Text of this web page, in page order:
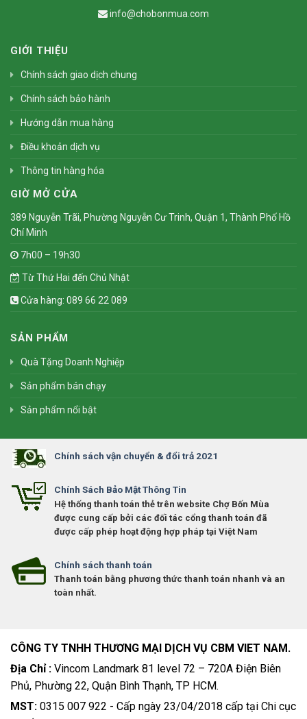
info@chobonmua.com
GIỚI THIỆU
Chính sách giao dịch chung
Chính sách bảo hành
Hướng dẫn mua hàng
Điều khoản dịch vụ
Thông tin hàng hóa
GIỜ MỞ CỬA
389 Nguyễn Trãi, Phường Nguyễn Cư Trinh, Quận 1, Thành Phố Hồ
Chí Minh
7h00 – 19h30
Từ Thứ Hai đến Chủ Nhật
Cửa hàng: 089 66 22 089
SẢN PHẨM
Quà Tặng Doanh Nghiệp
Sản phẩm bán chạy
Sản phẩm nổi bật
Chính sách vận chuyển & đổi trả 2021
Chính Sách Bảo Mật Thông Tin
Hệ thống thanh toán thẻ trên website Chợ Bốn Mùa
được cung cấp bởi các đối tác cổng thanh toán đã
được cấp phép hoạt động hợp pháp tại Việt Nam
Chính sách thanh toán
Thanh toán bằng phương thức thanh toán nhanh và an
toàn nhất.
CÔNG TY TNHH THƯƠNG MẠI DỊCH VỤ CBM VIET NAM.
Địa Chỉ : Vincom Landmark 81 level 72 – 720A Điện Biên
Phủ, Phường 22, Quận Bình Thạnh, TP HCM.
MST: 0315 007 922 - Cấp ngày 23/04/2018 cấp tại Chi cục